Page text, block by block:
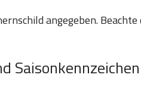
angegeben. Beachte
Saisonkennzeichen